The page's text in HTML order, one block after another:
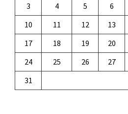
3
4 5 6
10
11 12 13
17
18 19 20
24
25 26 27
31